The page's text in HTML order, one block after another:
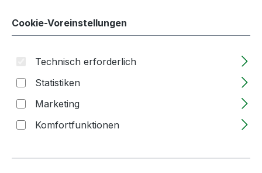
Passendes Zubehör anzeigen
Produktgalerie überspringen
Kunden haben sich auch angesehen
Cookie-Voreinstellungen
Technisch erforderlich
Statistiken
Marketing
Komfortfunktionen